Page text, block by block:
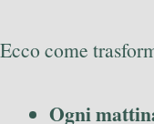
Ecco come
Ogni